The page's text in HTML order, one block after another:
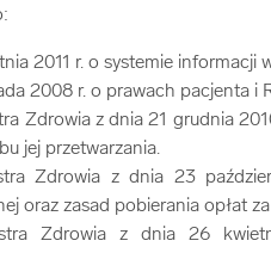
2011 r. o systemie informacji
2008 r. o prawach pacjenta i
Zdrowia z dnia 21 grudnia
jej przetwarzania.
Zdrowia z dnia 23
oraz zasad pobierania opłat
Zdrowia z dnia 26